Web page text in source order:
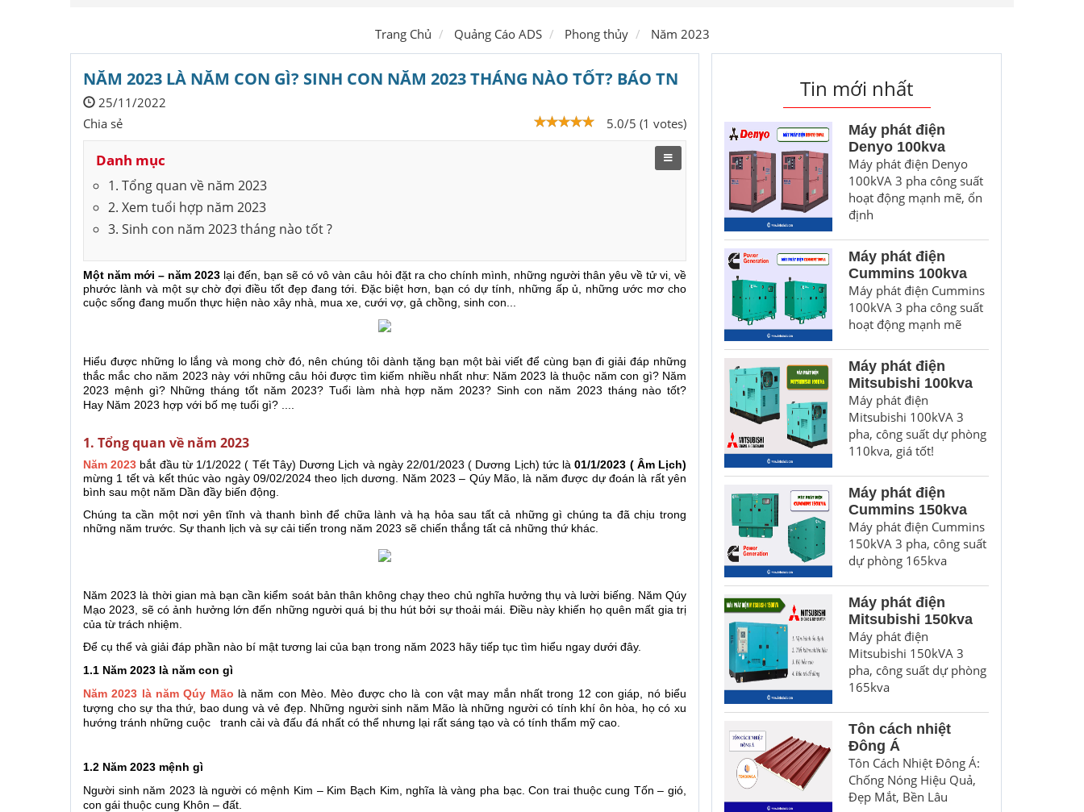
Trang Chủ Quảng Cáo ADS Phong thủy Năm 2023
NĂM 2023 LÀ NĂM CON GÌ? SINH CON NĂM 2023 THÁNG NÀO TỐT? BÁO TN
25/11/2022
5.0/5 (1 votes)
Chia sẻ
Danh mục
1. Tổng quan về năm 2023
2. Xem tuổi hợp năm 2023
3. Sinh con năm 2023 tháng nào tốt ?
Một năm mới – năm 2023 lại đến, bạn sẽ có vô vàn câu hỏi đặt ra cho chính mình, những người thân yêu về tử vi, về
phước lành và một sự chờ đợi điều tốt đẹp đang tới. Đặc biệt hơn, bạn có dự tính, những ấp ủ, những ước mơ cho
cuộc sống đang muốn thực hiện nào xây nhà, mua xe, cưới vợ, gả chồng, sinh con...
Hiểu được những lo lắng và mong chờ đó, nên chúng tôi dành tặng bạn một bài viết để cùng bạn đi giải đáp những
thắc mắc cho năm 2023 này với những câu hỏi được tìm kiếm nhiều nhất như: Năm 2023 là thuộc năm con gì? Năm
2023 mệnh gì? Những tháng tốt năm 2023? Tuổi làm nhà hợp năm 2023? Sinh con năm 2023 tháng nào tốt?
Hay Năm 2023 hợp với bố mẹ tuổi gì? ....
1. Tổng quan về năm 2023
Năm 2023 bắt đầu từ 1/1/2022 ( Tết Tây) Dương Lịch và ngày 22/01/2023 ( Dương Lịch) tức là01/1/2023 ( Âm Lịch)
mừng 1 tết và kết thúc vào ngày 09/02/2024 theo lịch dương. Năm 2023 – Qúy Mão, là năm được dự đoán là rất yên
bình sau một năm Dần đầy biến động.
Chúng ta cần một nơi yên tĩnh và thanh bình để chữa lành và hạ hỏa sau tất cả những gì chúng ta đã chịu trong
những năm trước. Sự thanh lịch và sự cải tiến trong năm 2023 sẽ chiến thắng tất cả những thứ khác.
Năm 2023 là thời gian mà bạn cần kiểm soát bản thân không chạy theo chủ nghĩa hưởng thụ và lười biếng. Năm Qúy
Mạo 2023, sẽ có ảnh hưởng lớn đến những người quá bị thu hút bởi sự thoải mái. Điều này khiến họ quên mất gia trị
của từ trách nhiệm.
Để cụ thể và giải đáp phần nào bí mật tương lai của bạn trong năm 2023 hãy tiếp tục tìm hiểu ngay dưới đây.
1.1 Năm 2023 là năm con gì
Năm 2023 là năm Qúy Mão là năm con Mèo. Mèo được cho là con vật may mắn nhất trong 12 con giáp, nó biểu
tượng cho sự tha thứ, bao dung và vẻ đẹp. Những người sinh năm Mão là những người có tính khí ôn hòa, họ có xu
hướng tránh những cuộc tranh cải và đấu đá nhất có thể nhưng lại rất sáng tạo và có tính thẩm mỹ cao.
1.2 Năm 2023 mệnh gì
Người sinh năm 2023 là người có mệnh Kim – Kim Bạch Kim, nghĩa là vàng pha bạc. Con trai thuộc cung Tốn – gió,
con gái thuộc cung Khôn – đất.
Tin mới nhất
Máy phát điện
Denyo 100kva
Máy phát điện Denyo
100kVA 3 pha công suất
hoạt động mạnh mẽ, ổn
định
Máy phát điện
Cummins 100kva
Máy phát điện Cummins
100kVA 3 pha công suất
hoạt động mạnh mẽ
Máy phát điện
Mitsubishi 100kva
Máy phát điện
Mitsubishi 100kVA 3
pha, công suất dự phòng
110kva, giá tốt!
Máy phát điện
Cummins 150kva
Máy phát điện Cummins
150kVA 3 pha, công suất
dự phòng 165kva
Máy phát điện
Mitsubishi 150kva
Máy phát điện
Mitsubishi 150kVA 3
pha, công suất dự phòng
165kva
Tôn cách nhiệt
Đông Á
Tôn Cách Nhiệt Đông Á:
Chống Nóng Hiệu Quả,
Đẹp Mắt, Bền Lâu